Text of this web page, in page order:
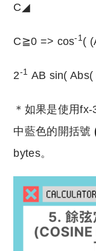
C◢
C≧0 => cos-1 (
2-1 AB sin( Abs(
＊如果是使用
中藍色的開括號
bytes。